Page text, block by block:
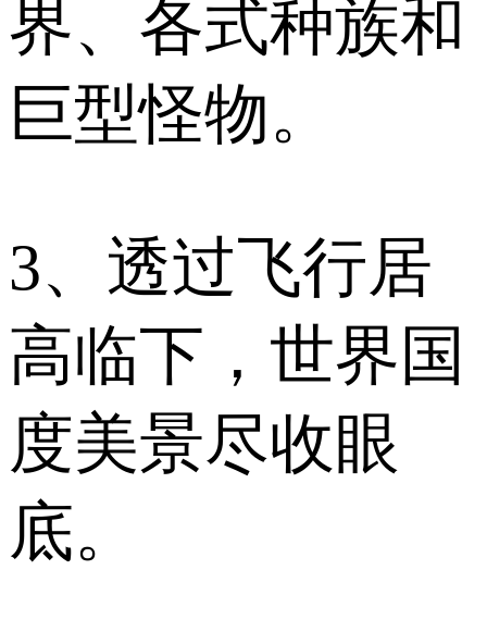
界、各式种族和
巨型怪物。
3、透过飞行居
高临下，世界国
度美景尽收眼
底。